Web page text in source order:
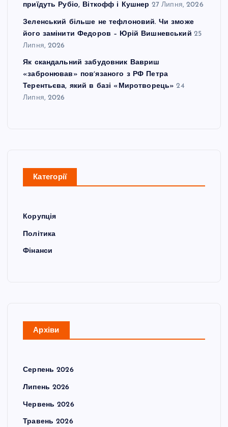
приїдуть Рубіо, Віткофф і Кушнер 27 Липня, 2026
Зеленський більше не тефлоновий. Чи зможе
його замінити Федоров – Юрій Вишневський 25
Липня, 2026
Як скандальний забудовник Вавриш
«забронював» повʼязаного з РФ Петра
Терентьєва, який в базі «Миротворець» 24
Липня, 2026
Категорії
Корупція
Політика
Фінанси
Архіви
Серпень 2026
Липень 2026
Червень 2026
Травень 2026